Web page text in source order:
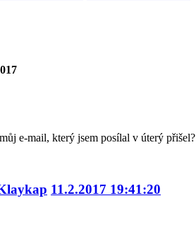
e-mail, který jsem posílal v úterý přišel?
11.2.2017 19:41:20